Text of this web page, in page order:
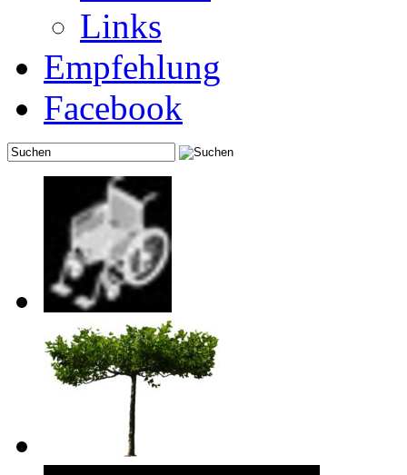
Links
Empfehlung
Facebook